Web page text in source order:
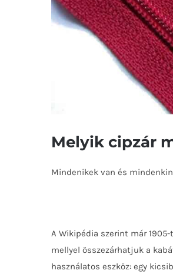
Melyik cipzár
Mindenikek van és
A Wikipédia szerint már
mellyel összezárhatjuk a
használatos eszköz: egy